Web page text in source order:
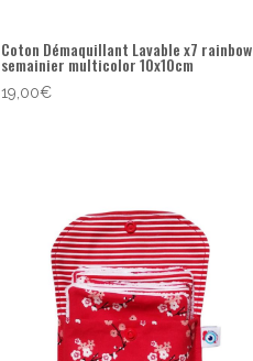
Coton Démaquillant Lavable x7 rainbow
semainier multicolor 10x10cm
19,00€